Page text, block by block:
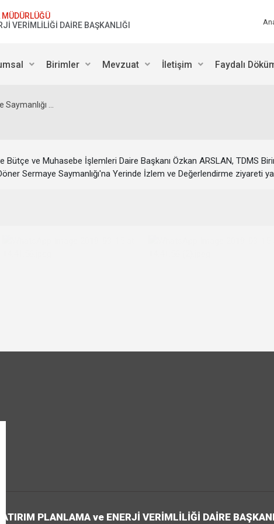
VERİMLİLİĞİ DAİRE BAŞKANLIĞI
Birimler Mevzuat İletişim Faydalı
...
ve Muhasebe İşlemleri Daire Başkanı Özkan ARSLAN, TDMS
Sermaye Saymanlığı'na Yerinde İzlem ve Değerlendirme ziyareti
YATIRIM PLANLAMA ve ENERJİ VERİMLİLİĞİ DAİRE